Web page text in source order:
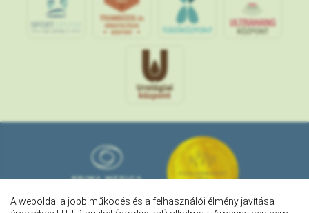
A weboldal a jobb működés és a felhasználói élmény javítása